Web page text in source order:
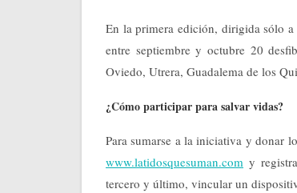
En la primera edición, dirigida sólo
entre septiembre y octubre 20
Oviedo, Utrera, Guadalema de los
¿Cómo participar para salvar vidas?
Para sumarse a la iniciativa y donar
www.latidosquesuman.com y
tercero y último, vincular un